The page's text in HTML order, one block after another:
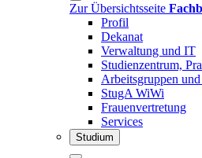
Zur Übersichtsseite
Profil
Dekanat
Verwaltung und IT
Studienzentrum,
Arbeitsgruppen
StugA WiWi
Frauenvertretung
Services
Studium